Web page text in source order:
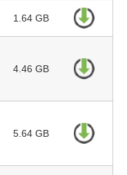
1.64 GB
4.46 GB
5.64 GB